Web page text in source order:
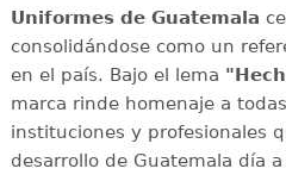
Uniformes de Guatemala
consolidándose como un
en el país. Bajo el lema
marca rinde homenaje a
instituciones y profesionales
desarrollo de Guatemala día